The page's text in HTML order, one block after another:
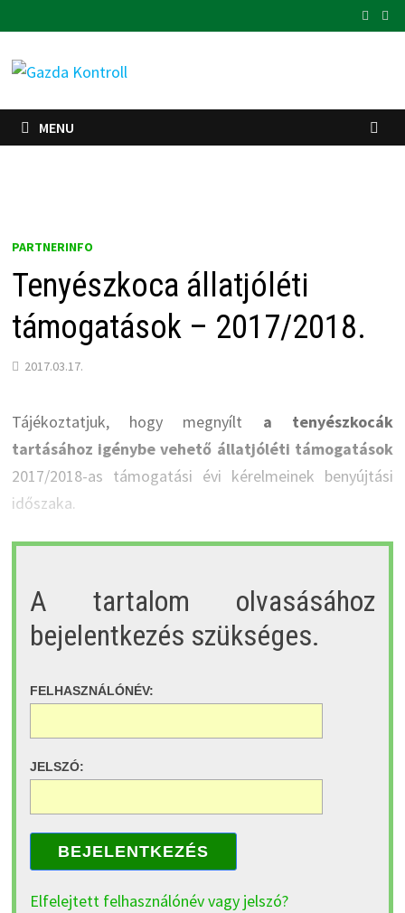
to
content
MENU
PARTNERINFO
Tenyészkoca állatjóléti
támogatások – 2017/2018.
2017.03.17.
Tájékoztatjuk, hogy megnyílt a tenyészkocák
tartásához igénybe vehető állatjóléti támogatások
2017/2018-as támogatási évi kérelmeinek benyújtási
időszaka.
A tartalom olvasásához
bejelentkezés szükséges.
FELHASZNÁLÓNÉV:
JELSZÓ:
BEJELENTKEZÉS
Elfelejtett felhasználónév vagy jelszó?